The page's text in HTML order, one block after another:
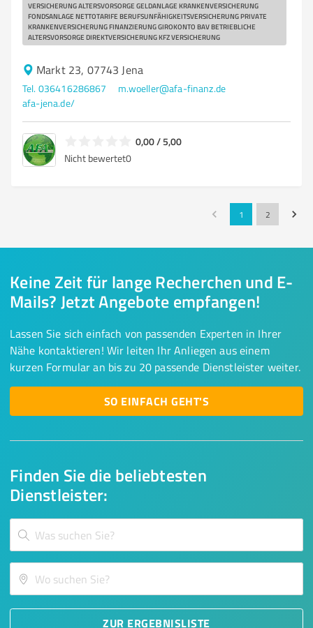
VERSICHERUNG ALTERSVORSORGE GELDANLAGE KRANKENVERSICHERUNG
FONDSANLAGE NETTOTARIFE BERUFSUNFÄHIGKEITSVERSICHERUNG PRIVATE
KRANKENVERSICHERUNG FINANZIERUNG GIROKONTO BAV BETRIEBLICHE
ALTERSVORSORGE DIREKTVERSICHERUNG KFZ VERSICHERUNG
Markt 23, 07743 Jena
Tel. 036416286867
m.woeller@afa-finanz.de
afa-jena.de/
0,00 / 5,00
Nicht bewertet0
1 2
Finden Sie die beliebtesten
Dienstleister:
ZUR ERGEBNISLISTE
Keine Zeit für lange Recherchen und E-
Mails? Jetzt Angebote empfangen!
Lassen Sie sich einfach von passenden Experten in Ihrer
Nähe kontaktieren! Wir leiten Ihr Anliegen aus einem
kurzen Formular an bis zu 20 passende Dienstleister weiter.
SO EINFACH GEHT'S